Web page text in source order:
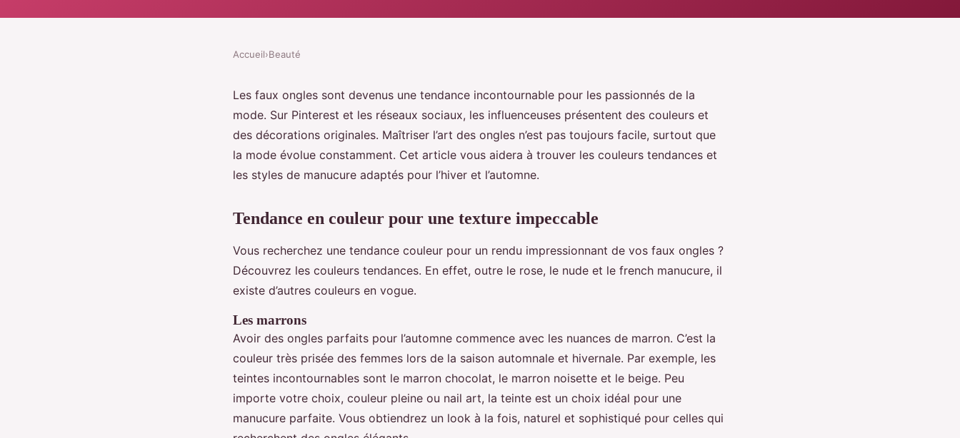
Accueil›Beauté
Les faux ongles sont devenus une tendance incontournable pour les passionnés de la
mode. Sur Pinterest et les réseaux sociaux, les influenceuses présentent des couleurs et
des décorations originales. Maîtriser l’art des ongles n’est pas toujours facile, surtout que
la mode évolue constamment. Cet article vous aidera à trouver les couleurs tendances et
les styles de manucure adaptés pour l’hiver et l’automne.
Tendance en couleur pour une texture impeccable
Vous recherchez une tendance couleur pour un rendu impressionnant de vos faux ongles ?
Découvrez les couleurs tendances. En effet, outre le rose, le nude et le french manucure, il
existe d’autres couleurs en vogue.
Les marrons
Avoir des ongles parfaits pour l’automne commence avec les nuances de marron. C’est la
couleur très prisée des femmes lors de la saison automnale et hivernale. Par exemple, les
teintes incontournables sont le marron chocolat, le marron noisette et le beige. Peu
importe votre choix, couleur pleine ou nail art, la teinte est un choix idéal pour une
manucure parfaite. Vous obtiendrez un look à la fois, naturel et sophistiqué pour celles qui